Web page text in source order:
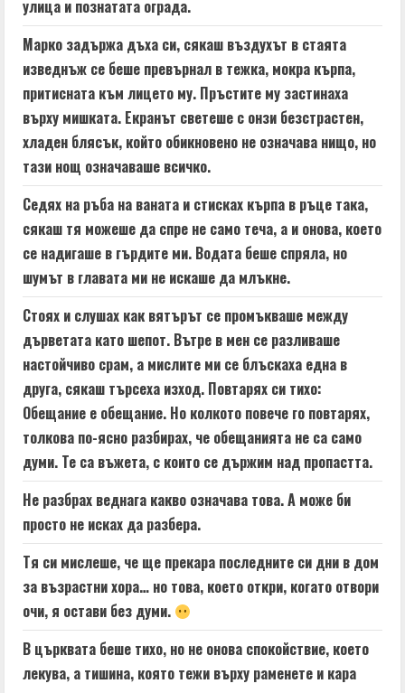
улица и познатата ограда.
Марко задържа дъха си, сякаш въздухът в стаята
изведнъж се беше превърнал в тежка, мокра кърпа,
притисната към лицето му. Пръстите му застинаха
върху мишката. Екранът светеше с онзи безстрастен,
хладен блясък, който обикновено не означава нищо, но
тази нощ означаваше всичко.
Седях на ръба на ваната и стисках кърпа в ръце така,
сякаш тя можеше да спре не само теча, а и онова, което
се надигаше в гърдите ми. Водата беше спряла, но
шумът в главата ми не искаше да млъкне.
Стоях и слушах как вятърът се промъкваше между
дърветата като шепот. Вътре в мен се разливаше
настойчиво срам, а мислите ми се блъскаха една в
друга, сякаш търсеха изход. Повтарях си тихо:
Обещание е обещание. Но колкото повече го повтарях,
толкова по-ясно разбирах, че обещанията не са само
думи. Те са въжета, с които се държим над пропастта.
Не разбрах веднага какво означава това. А може би
просто не исках да разбера.
Тя си мислеше, че ще прекара последните си дни в дом
за възрастни хора… но това, което откри, когато отвори
очи, я остави без думи.
В църквата беше тихо, но не онова спокойствие, което
лекува, а тишина, която тежи върху раменете и кара